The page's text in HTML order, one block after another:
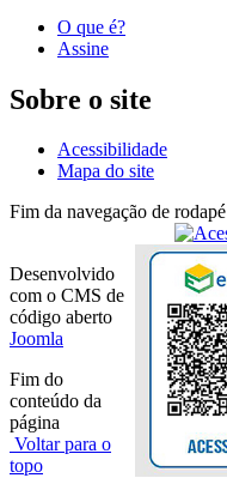
O que é?
Assine
Sobre o site
Acessibilidade
Mapa do site
Fim da navegação de rodapé
Desenvolvido
com o CMS de
código aberto
Joomla
Fim do
conteúdo da
página
Voltar para o
topo